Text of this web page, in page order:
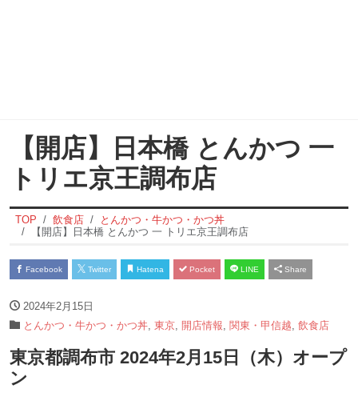
【開店】日本橋 とんかつ 一
トリエ京王調布店
TOP 飲食店
とんかつ・牛かつ・かつ丼
【開店】日本橋 とんかつ 一 トリエ京王調布店
Facebook Twitter Hatena Pocket LINE Share
2024年2月15日
とんかつ・牛かつ・かつ丼 東京 開店情報 関東・甲信越 飲食店
東京都調布市 2024年2月15日（木）オープ
ン